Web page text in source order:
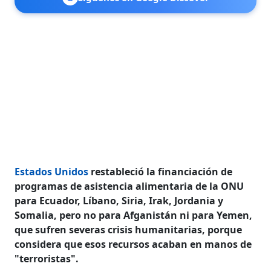
Estados Unidos restableció la financiación de
programas de asistencia alimentaria de la ONU
para Ecuador, Líbano, Siria, Irak, Jordania y
Somalia, pero no para Afganistán ni para Yemen,
que sufren severas crisis humanitarias, porque
considera que esos recursos acaban en manos de
"terroristas".